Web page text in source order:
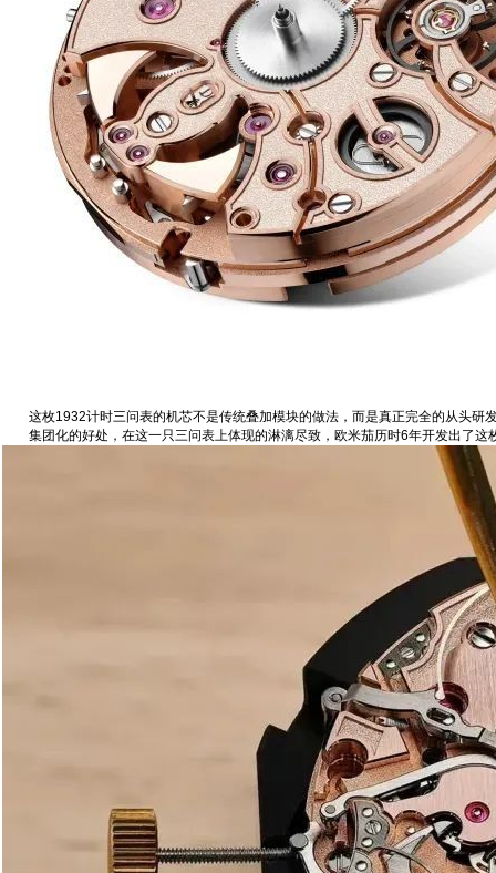
这枚1932计时三问‬表的机芯不是传统叠加模块的做法，而是真正完全的从头研
集团化的好处，在这一只三问表上体现的淋漓尽致，欧米茄历时6年开发出了这